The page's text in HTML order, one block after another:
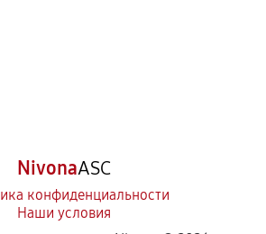
NivonaASC
конфиденциальности
Наши условия